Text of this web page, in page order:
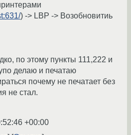
) -> LBP -> Возобновитиь
по этому пункты 111,222 и
делаю и печатаю
почему не печатает без
не стал.
+00:00